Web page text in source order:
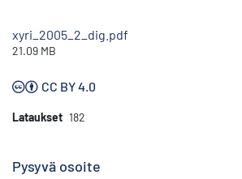
xyri_2005_2_dig.pdf
21.09 MB
CC BY 4.0
Lataukset 182
Pysyvä osoite